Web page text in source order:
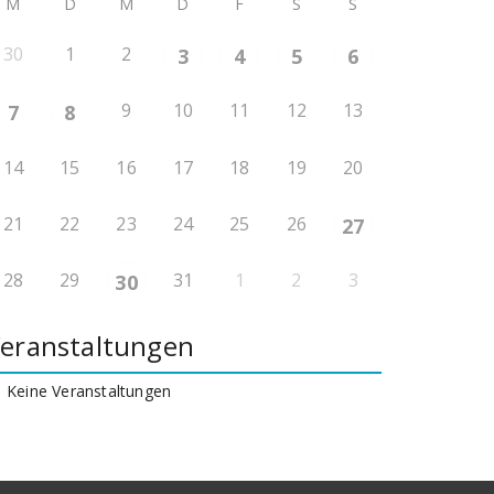
30 1 2 3 4 5 6
7 8 9 10 11 12 13
14 15 16 17 18 19 20
21 22 23 24 25 26 27
28 29 30 31 1 2 3
Keine Veranstaltungen